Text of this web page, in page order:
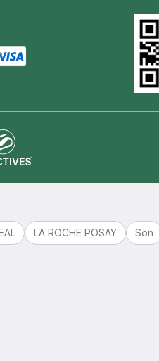
LA ROCHE POSAY
Son